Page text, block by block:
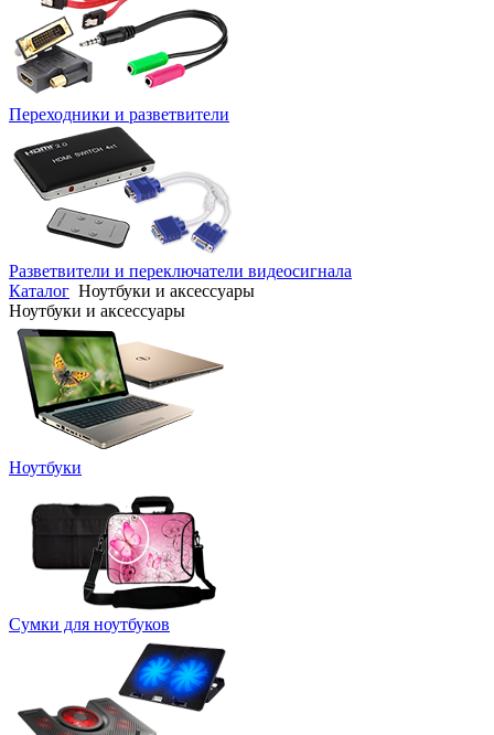
Переходники и разветвители
Разветвители и переключатели видеосигнала
Каталог Ноутбуки и аксессуары
Ноутбуки и аксессуары
Ноутбуки
Сумки для ноутбуков